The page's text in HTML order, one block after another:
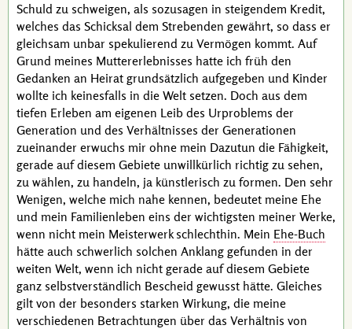
Schuld zu schweigen, als sozusagen in steigendem Kredit,
welches das Schicksal dem Strebenden gewährt, so dass er
gleichsam unbar spekulierend zu Vermögen kommt. Auf
Grund meines Muttererlebnisses hatte ich früh den
Gedanken an Heirat grundsätzlich aufgegeben und Kinder
wollte ich keinesfalls in die Welt setzen. Doch aus dem
tiefen Erleben am eigenen Leib des Urproblems der
Generation und des Verhältnisses der Generationen
zueinander erwuchs mir ohne mein Dazutun die Fähigkeit,
gerade auf diesem Gebiete unwillkürlich richtig zu sehen,
zu wählen, zu handeln, ja künstlerisch zu formen. Den sehr
Wenigen, welche mich nahe kennen, bedeutet meine Ehe
und mein Familienleben eins der wichtigsten meiner Werke,
wenn nicht mein Meisterwerk schlechthin. Mein Ehe-Buch
hätte auch schwerlich solchen Anklang gefunden in der
weiten Welt, wenn ich nicht gerade auf diesem Gebiete
ganz selbstverständlich Bescheid gewusst hätte. Gleiches
gilt von der besonders starken Wirkung, die meine
verschiedenen Betrachtungen über das Verhältnis von